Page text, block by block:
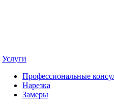
Услуги
Профессиональные
Нарезка
Замеры